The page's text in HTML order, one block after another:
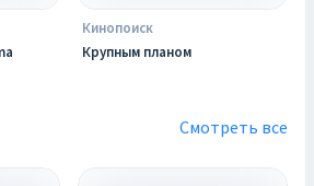
Кинопоиск
Крупным планом
Смотреть все